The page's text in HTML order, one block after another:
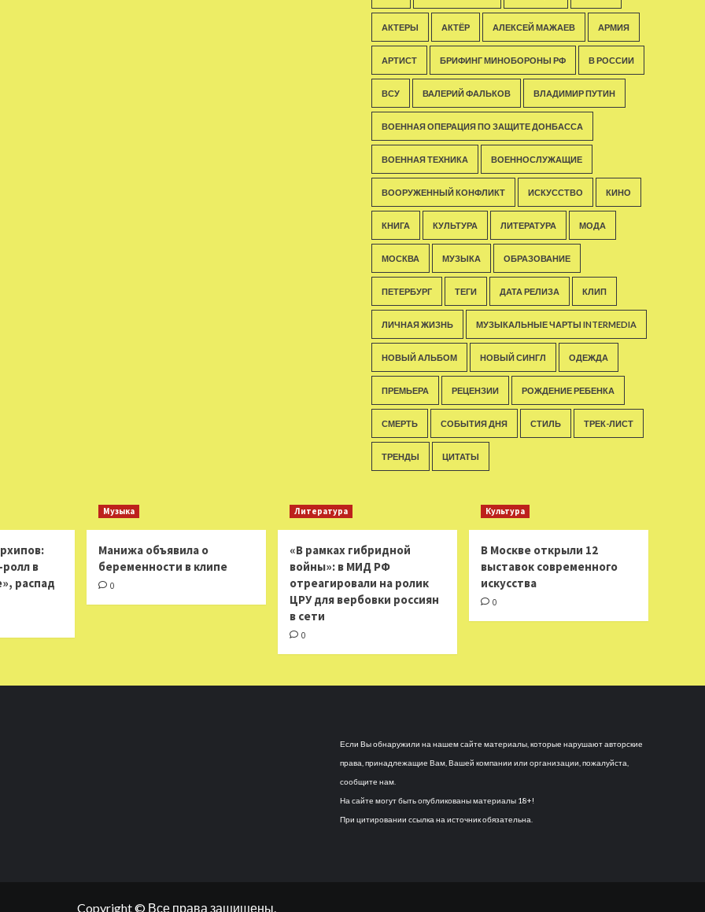
АКТЕРЫ АКТЁР АЛЕКСЕЙ МАЖАЕВ АРМИЯ
АРТИСТ БРИФИНГ МИНОБОРОНЫ РФ В РОССИИ
ВСУ ВАЛЕРИЙ ФАЛЬКОВ ВЛАДИМИР ПУТИН
ВОЕННАЯ ОПЕРАЦИЯ ПО ЗАЩИТЕ ДОНБАССА
ВОЕННАЯ ТЕХНИКА ВОЕННОСЛУЖАЩИЕ
ВООРУЖЕННЫЙ КОНФЛИКТ ИСКУССТВО КИНО
КНИГА КУЛЬТУРА ЛИТЕРАТУРА МОДА
МОСКВА МУЗЫКА ОБРАЗОВАНИЕ
ПЕТЕРБУРГ ТЕГИ ДАТА РЕЛИЗА КЛИП
ЛИЧНАЯ ЖИЗНЬ МУЗЫКАЛЬНЫЕ ЧАРТЫ INTERMEDIA
НОВЫЙ АЛЬБОМ НОВЫЙ СИНГЛ ОДЕЖДА
ПРЕМЬЕРА РЕЦЕНЗИИ РОЖДЕНИЕ РЕБЕНКА
СМЕРТЬ СОБЫТИЯ ДНЯ СТИЛЬ ТРЕК-ЛИСТ
ТРЕНДЫ ЦИТАТЫ
в
распад
Музыка
Манижа объявила о
беременности в клипе
0
Литература
«В рамках гибридной
войны»: в МИД РФ
отреагировали на ролик
ЦРУ для вербовки россиян
в сети
0
Культура
В Москве открыли 12
выставок современного
искусства
0
Если Вы обнаружили на нашем сайте материалы, которые нарушают авторские
права, принадлежащие Вам, Вашей компании или организации, пожалуйста,
сообщите нам.
На сайте могут быть опубликованы материалы 18+!
При цитировании ссылка на источник обязательна.
Copyright © Все права защищены.